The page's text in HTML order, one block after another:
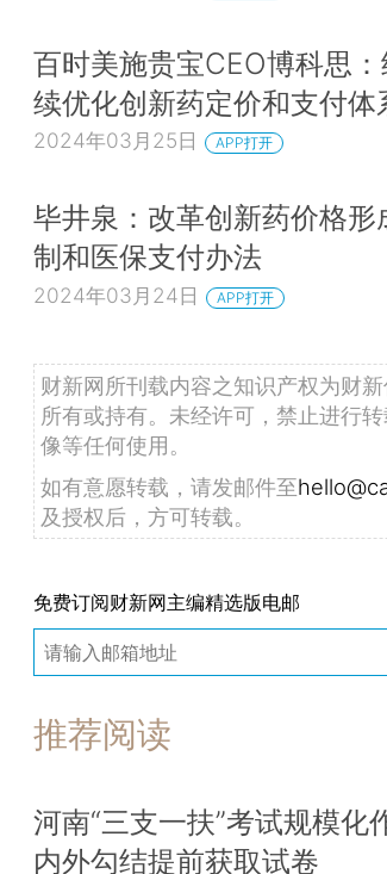
百时美施贵宝CEO博科思：
续优化创新药定价和支付体
2024年03月25日 APP打开
毕井泉：改革创新药价格形
制和医保支付办法
2024年03月24日 APP打开
财新网所刊载内容之知识产权为财
所有或持有。未经许可，禁止进行
像等任何使用。
如有意愿转载，请发邮件至
及授权后，方可转载。
免费订阅财新网主编精选版电邮
推荐阅读
河南“三支一扶”考试规模化
内外勾结提前获取试卷